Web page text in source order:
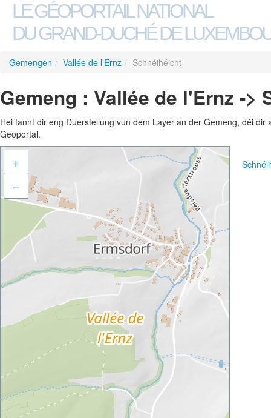
LE GÉOPORTAIL NATIONAL
DU GRAND-DUCHÉ DE
Gemengen / Vallée de l'Ernz / Schnéihéicht
Gemeng : Vallée de l'Ernz ->
Hei fannt dir eng Duerstellung vun dem Layer an der Gemeng, déi
Geoportal.
+
–